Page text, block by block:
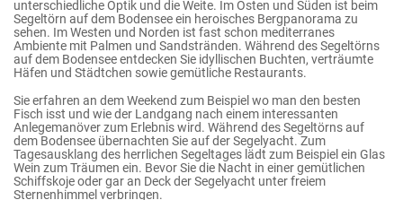
unterschiedliche Optik und die Weite. Im Osten und Süden ist beim
Segeltörn auf dem Bodensee ein heroisches Bergpanorama zu
sehen. Im Westen und Norden ist fast schon mediterranes
Ambiente mit Palmen und Sandstränden. Während des Segeltörns
auf dem Bodensee entdecken Sie idyllischen Buchten, verträumte
Häfen und Städtchen sowie gemütliche Restaurants.
Sie erfahren an dem Weekend zum Beispiel wo man den besten
Fisch isst und wie der Landgang nach einem interessanten
Anlegemanöver zum Erlebnis wird. Während des Segeltörns auf
dem Bodensee übernachten Sie auf der Segelyacht. Zum
Tagesausklang des herrlichen Segeltages lädt zum Beispiel ein Glas
Wein zum Träumen ein. Bevor Sie die Nacht in einer gemütlichen
Schiffskoje oder gar an Deck der Segelyacht unter freiem
Sternenhimmel verbringen.